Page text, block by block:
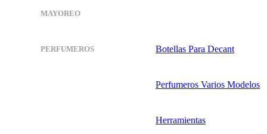
MAYOREO
PERFUMEROS Botellas Para Decant
Perfumeros Varios Modelos
Herramientas